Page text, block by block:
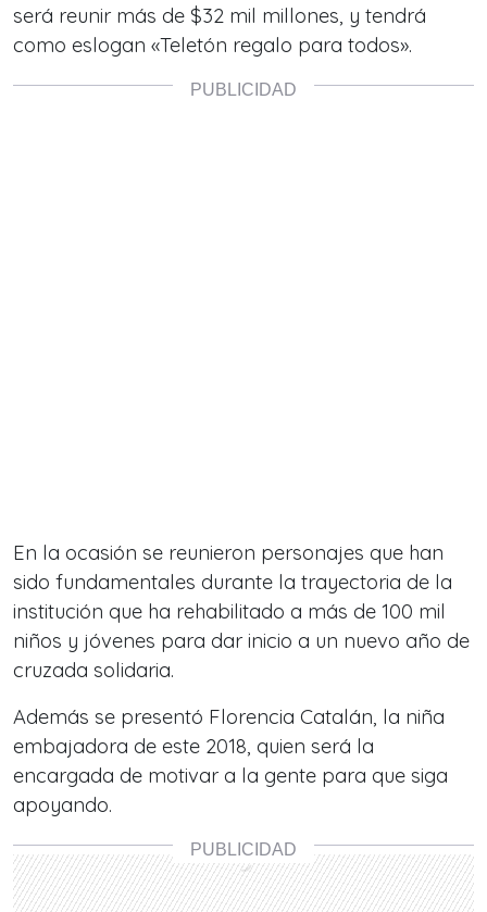
será reunir más de $32 mil millones, y tendrá
como eslogan «Teletón regalo para todos».
En la ocasión se reunieron personajes que han
sido fundamentales durante la trayectoria de la
institución que ha rehabilitado a más de 100 mil
niños y jóvenes para dar inicio a un nuevo año de
cruzada solidaria.
Además se presentó Florencia Catalán, la niña
embajadora de este 2018, quien será la
encargada de motivar a la gente para que siga
apoyando.